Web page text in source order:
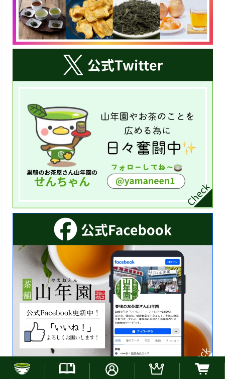
お電話でのご注文はこちら